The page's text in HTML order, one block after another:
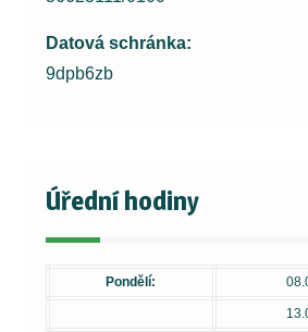
Datová schránka:
9dpb6zb
Úřední hodiny
Pondělí: